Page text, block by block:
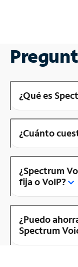
¿Qué es
¿Cuánto
¿Spectrum
fija o VoIP?
¿Puedo
Spectrum